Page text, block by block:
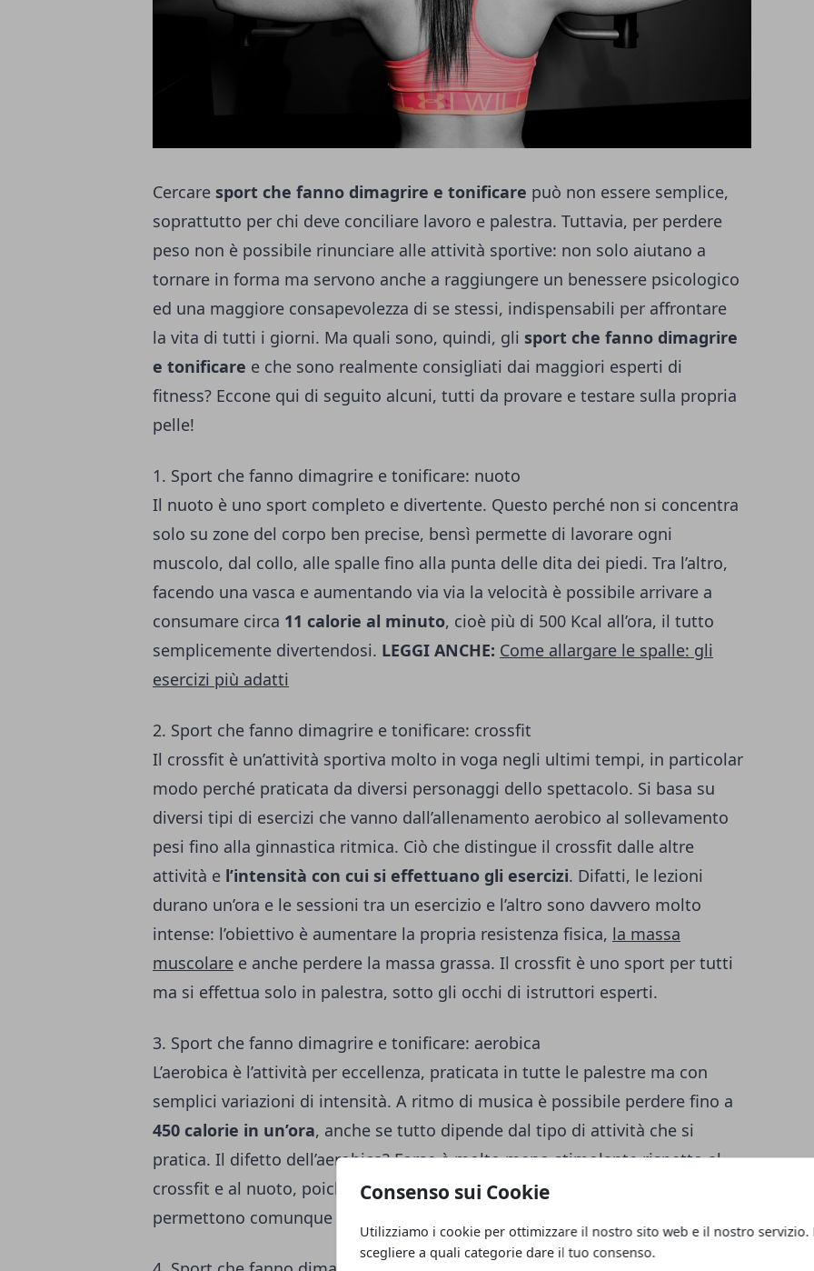
Consenso sui Cookie
Utilizziamo i cookie per ottimizzare il nostro sito web e il nostro servizio.
scegliere a quali categorie dare il tuo consenso.
Cercare sport che fanno dimagrire e tonificare può non essere semplice,
soprattutto per chi deve conciliare lavoro e palestra. Tuttavia, per perdere
peso non è possibile rinunciare alle attività sportive: non solo aiutano a
tornare in forma ma servono anche a raggiungere un benessere psicologico
ed una maggiore consapevolezza di se stessi, indispensabili per affrontare
la vita di tutti i giorni. Ma quali sono, quindi, gli sport che fanno dimagrire
e tonificare e che sono realmente consigliati dai maggiori esperti di
fitness? Eccone qui di seguito alcuni, tutti da provare e testare sulla propria
pelle!
1. Sport che fanno dimagrire e tonificare: nuoto
Il nuoto è uno sport completo e divertente. Questo perché non si concentra
solo su zone del corpo ben precise, bensì permette di lavorare ogni
muscolo, dal collo, alle spalle fino alla punta delle dita dei piedi. Tra l’altro,
facendo una vasca e aumentando via via la velocità è possibile arrivare a
consumare circa 11 calorie al minuto, cioè più di 500 Kcal all’ora, il tutto
semplicemente divertendosi. LEGGI ANCHE: Come allargare le spalle: gli
esercizi più adatti
2. Sport che fanno dimagrire e tonificare: crossfit
Il crossfit è un’attività sportiva molto in voga negli ultimi tempi, in particolar
modo perché praticata da diversi personaggi dello spettacolo. Si basa su
diversi tipi di esercizi che vanno dall’allenamento aerobico al sollevamento
pesi fino alla ginnastica ritmica. Ciò che distingue il crossfit dalle altre
attività e l’intensità con cui si effettuano gli esercizi. Difatti, le lezioni
durano un’ora e le sessioni tra un esercizio e l’altro sono davvero molto
intense: l’obiettivo è aumentare la propria resistenza fisica, la massa
muscolare e anche perdere la massa grassa. Il crossfit è uno sport per tutti
ma si effettua solo in palestra, sotto gli occhi di istruttori esperti.
3. Sport che fanno dimagrire e tonificare: aerobica
L’aerobica è l’attività per eccellenza, praticata in tutte le palestre ma con
semplici variazioni di intensità. A ritmo di musica è possibile perdere fino a
450 calorie in un’ora, anche se tutto dipende dal tipo di attività che si
pratica. Il difetto dell’aerobica? Forse è molto meno stimolante rispetto al
crossfit e al nuoto, poiché gli esercizi sono sempre gli stessi, ma
permettono comunque di dimagrire e tonificare in compagnia.